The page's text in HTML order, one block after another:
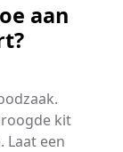
aan
kit
Laat een